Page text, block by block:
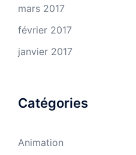
mars 2017
février 2017
janvier 2017
Catégories
Animation